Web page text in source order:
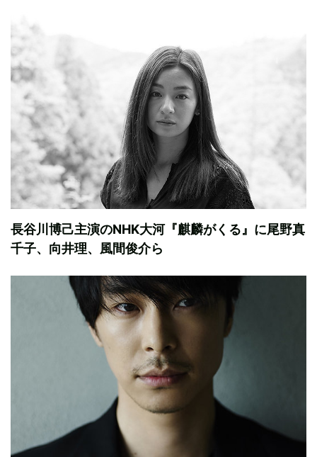
長谷川博己主演のNHK大河『麒麟がくる』に尾野真
千子、向井理、風間俊介ら